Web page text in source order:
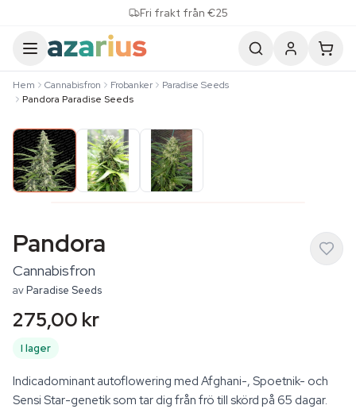
Fri frakt från €25
Hem Cannabisfron Frobanker
Paradise Seeds
Pandora Paradise Seeds
Pandora
Cannabisfron
avParadise Seeds
275,00 kr
I lager
Indicadominant autoflowering med Afghani-, Spoetnik- och
Sensi Star-genetik som tar dig från frö till skörd på 65 dagar.